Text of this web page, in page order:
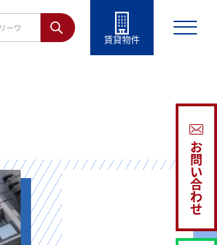
賃貸物件
お
問
い
合
わ
せ